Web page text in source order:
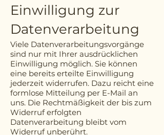
Einwilligung zur
Datenverarbeitung
Viele Datenverarbeitungsvorgänge
sind nur mit Ihrer ausdrücklichen
Einwilligung möglich. Sie können
eine bereits erteilte Einwilligung
jederzeit widerrufen. Dazu reicht eine
formlose Mitteilung per E-Mail an
uns. Die Rechtmäßigkeit der bis zum
Widerruf erfolgten
Datenverarbeitung bleibt vom
Widerruf unberührt.